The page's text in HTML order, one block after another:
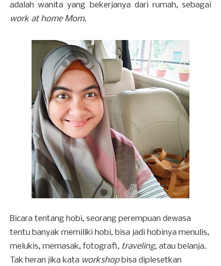
adalah wanita yang bekerjanya dari rumah, sebagai
work at home Mom.
Bicara tentang hobi, seorang perempuan dewasa
tentu banyak memiliki hobi, bisa jadi hobinya menulis,
melukis, memasak, fotografi, traveling, atau belanja.
Tak heran jika kata workshopbisa diplesetkan